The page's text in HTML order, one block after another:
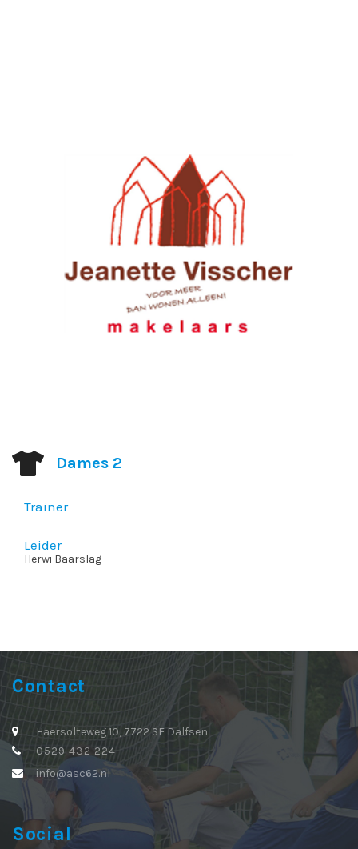
Dames 2
Trainer
Leider
Herwi Baarslag
Contact
Haersolteweg 10, 7722 SE Dalfsen
0529 432 224
info@asc62.nl
Social